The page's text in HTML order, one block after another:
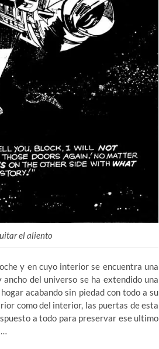
el aliento
y en cuyo interior se encuentra una
del universo se ha extendido una
acabando sin piedad con todo a su
como del interior, las puertas de esta
a todo para preservar ese ultimo